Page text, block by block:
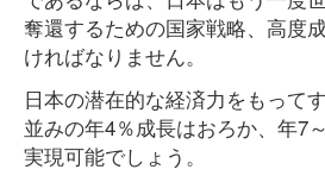
奪還するための国家戦略、高度
ければなりません。
日本の潜在的な経済力をもって
並みの年4％成長はおろか、年7
実現可能でしょう。